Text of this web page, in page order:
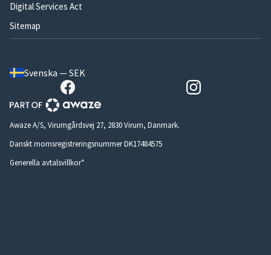
Digital Services Act
Sitemap
Svenska — SEK
Awaze A/S, Virumgårdsvej 27, 2830 Virum, Danmark.
Danskt momsregistreringsnummer DK17484575
Generella avtalsvillkor*